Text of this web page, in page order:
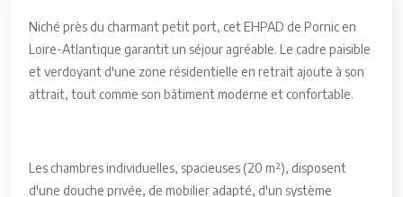
Niché près du charmant petit port, cet EHPAD de Pornic en
Loire-Atlantique garantit un séjour agréable. Le cadre paisible
et verdoyant d'une zone résidentielle en retrait ajoute à son
attrait, tout comme son bâtiment moderne et confortable.
Les chambres individuelles, spacieuses (20 m²), disposent
d'une douche privée, de mobilier adapté, d'un système